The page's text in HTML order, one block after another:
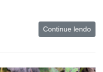
Continue lendo